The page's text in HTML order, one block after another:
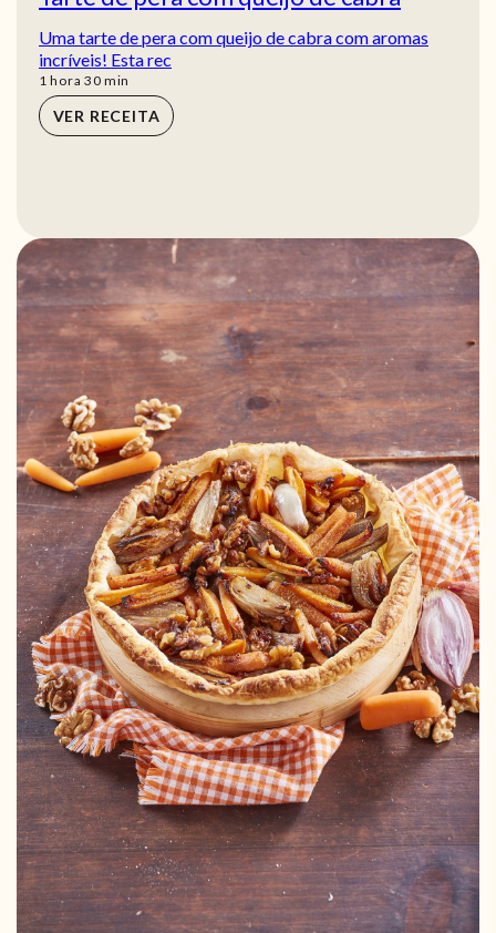
Uma tarte de pera com queijo de cabra com aromas
incríveis! Esta rec
1 hora
hora 30min
min
VER RECEITA